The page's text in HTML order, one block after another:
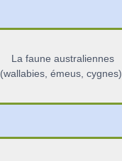
La faune australiennes
(wallabies, émeus, cygnes).